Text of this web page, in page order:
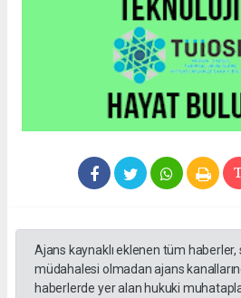
Ajans kaynaklı eklenen tüm
müdahalesi olmadan ajans
haberlerde yer alan hukuki